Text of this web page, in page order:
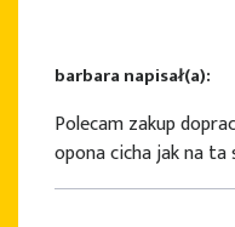
barbara napisał(a):
Polecam zakup
opona cicha jak na ta